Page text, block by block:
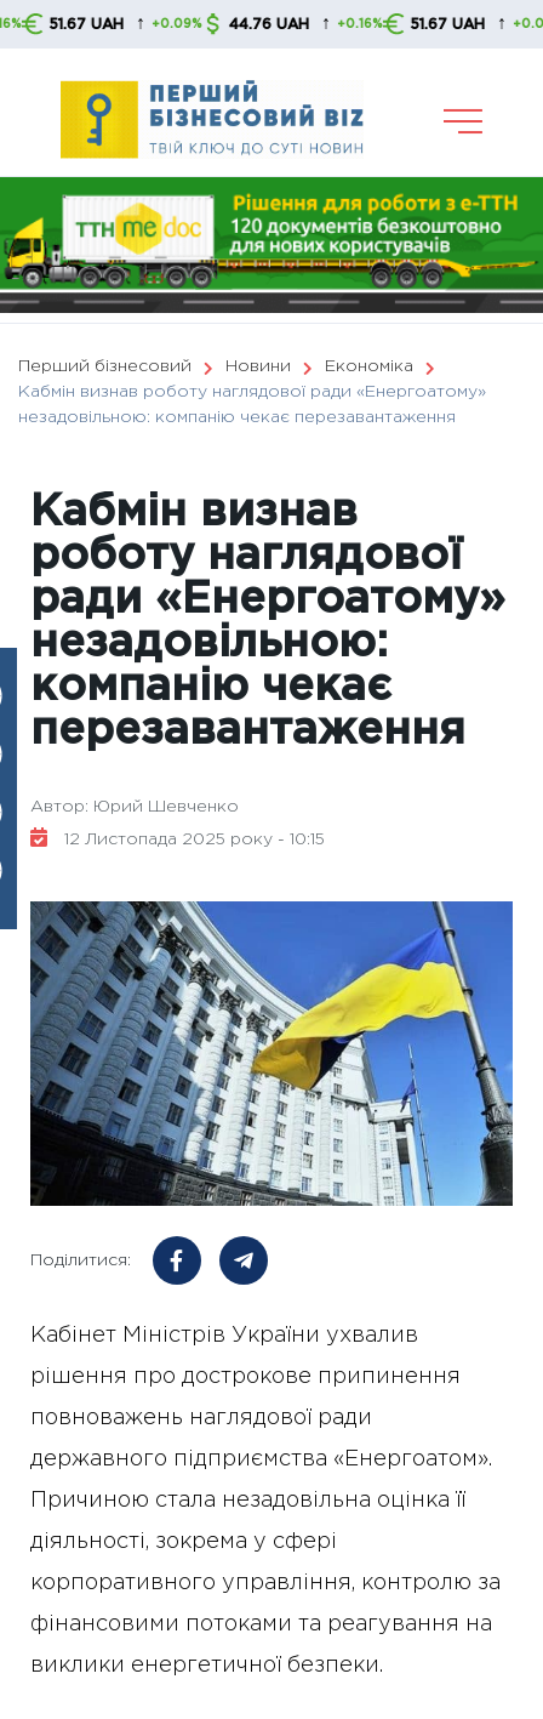
Skip
UAH ↑ +0.09% 44.76 UAH ↑ +0.16% 51.67 UAH ↑ +0.09%
Перший бізнесовий Новини
Економіка
Кабмін визнав роботу наглядової ради «Енергоатому»
незадовільною: компанію чекає перезавантаження
Кабмін визнав
роботу наглядової
ради «Енергоатому»
незадовільною:
компанію чекає
перезавантаження
Автор: Юрий Шевченко
12 Листопада 2025 року - 10:15
Поділитися:
Кабінет Міністрів України ухвалив
рішення про дострокове припинення
повноважень наглядової ради
державного підприємства «Енергоатом».
Причиною стала незадовільна оцінка її
діяльності, зокрема у сфері
корпоративного управління, контролю за
фінансовими потоками та реагування на
виклики енергетичної безпеки.